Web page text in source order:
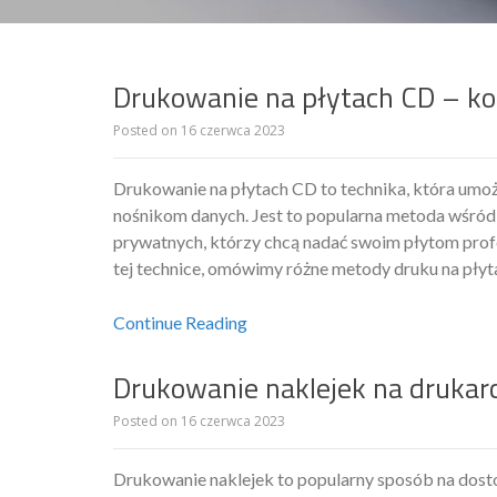
Drukowanie na płytach CD –
Posted on 16 czerwca 2023
Drukowanie na płytach CD to technika, która
nośnikom danych. Jest to popularna metoda
prywatnych, którzy chcą nadać swoim płytom
tej technice, omówimy różne metody druku na
Continue Reading
Drukowanie naklejek na
Posted on 16 czerwca 2023
Drukowanie naklejek to popularny sposób na